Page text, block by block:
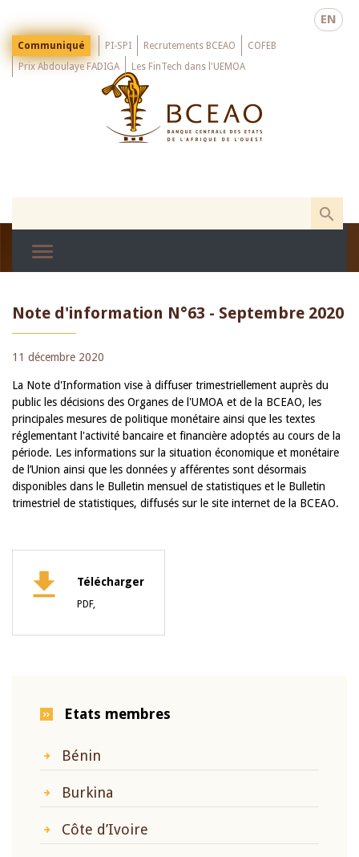
main
EN
Menu
Top
Communiqué PI-SPI Recrutements BCEAO
COFEB
Prix Abdoulaye FADIGA
Les FinTech dans l'UEMOA
Note d'information N°63 - Septembre 2020
11 décembre 2020
La Note d'Information vise à diffuser trimestriellement auprès du
public les décisions des Organes de l'UMOA et de la BCEAO, les
principales mesures de politique monétaire ainsi que les textes
réglementant l'activité bancaire et financière adoptés au cours de la
période. Les informations sur la situation économique et monétaire
de l’Union ainsi que les données y afférentes sont désormais
disponibles dans le Bulletin mensuel de statistiques et le Bulletin
trimestriel de statistiques, diffusés sur le site internet de la BCEAO.
Télécharger
PDF,
Etats membres
Bénin
Burkina
Côte d’Ivoire